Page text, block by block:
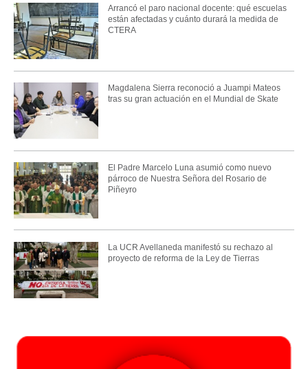
Arrancó el paro nacional docente: qué escuelas
están afectadas y cuánto durará la medida de
CTERA
Magdalena Sierra reconoció a Juampi Mateos
tras su gran actuación en el Mundial de Skate
El Padre Marcelo Luna asumió como nuevo
párroco de Nuestra Señora del Rosario de
Piñeyro
La UCR Avellaneda manifestó su rechazo al
proyecto de reforma de la Ley de Tierras